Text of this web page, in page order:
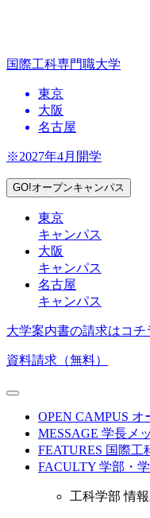
国際工科専門職大学
東京
大阪
名古屋
※2027年4月開学
GO!オープンキャンパス
東京
キャンパス
大阪
キャンパス
名古屋
キャンパス
大学案内書の請求はコチ
資料請求（無料）
OPEN CAMPUS オ
MESSAGE 学長メ
FEATURES 国際工
FACULTY 学部・
工科学部 情